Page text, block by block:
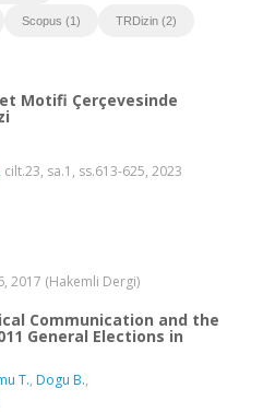
Scopus (1) TRDizin (2)
Motifi Çerçevesinde
, cilt.23, sa.1, ss.613-625, 2023
2017 (Hakemli Dergi)
Communication and the
General Elections in
T., Dogu B.,